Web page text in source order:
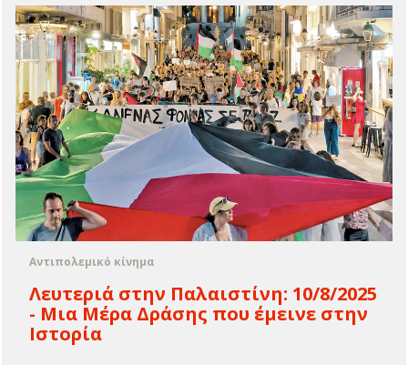
Αντιπολεμικό κίνημα
Λευτεριά στην Παλαιστίνη: 10/8/2025
- Μια Μέρα Δράσης που έμεινε στην
Ιστορία